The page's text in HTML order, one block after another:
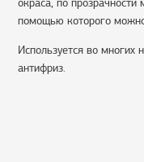
окраса, по
помощью которого
Используется во многих
антифриз.